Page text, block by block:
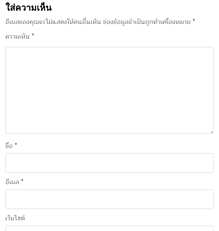
ใส่ความเห็น
อีเมลของคุณจะไม่แสดงให้คนอื่นเห็น ช่องข้อมูลจำเป็นถูกทำเครื่องหมาย*
ความเห็น*
ชื่อ*
อีเมล*
เว็บไซต์